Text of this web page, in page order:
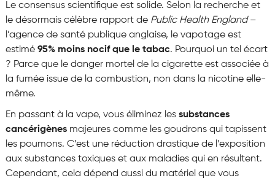
Le consensus scientifique est solide. Selon la recherche et
le désormais célèbre rapport de Public Health England–
l’agence de santé publique anglaise, le vapotage est
estimé 95% moins nocif que le tabac. Pourquoi un tel écart
? Parce que le danger mortel de la cigarette est associée à
la fumée issue de la combustion, non dans la nicotine elle-
même.
En passant à la vape, vous éliminez les substances
cancérigènesmajeures comme les goudrons qui tapissent
les poumons. C’est une réduction drastique de l’exposition
aux substances toxiques et aux maladies qui en résultent.
Cependant, cela dépend aussi du matériel que vous